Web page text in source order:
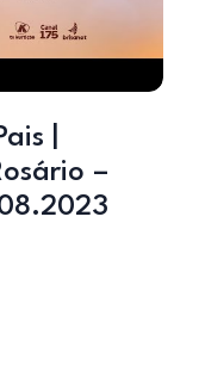
|
–